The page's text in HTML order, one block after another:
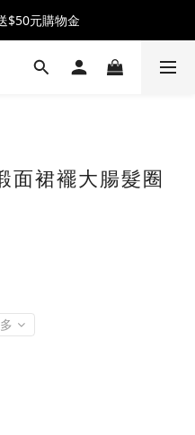
冰淇淋提霸杯 ♡
$50元購物金
冰淇淋提霸杯 ♡
面裙襬大腸髮圈